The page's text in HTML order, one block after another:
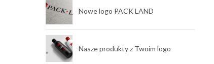
Nowe logo PACK LAND
Nasze produkty z Twoim logo